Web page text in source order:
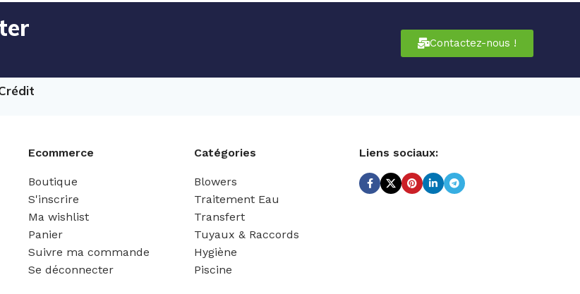
Contactez-nous !
Ecommerce
Boutique
S'inscrire
Ma wishlist
Panier
Suivre ma commande
Se déconnecter
Catégories
Blowers
Traitement Eau
Transfert
Tuyaux & Raccords
Hygiène
Piscine
Liens sociaux: